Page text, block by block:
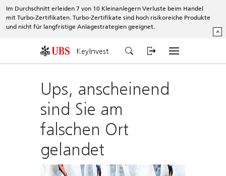
Im Durchschnitt erleiden 7 von 10 Kleinanlegern Verluste beim Handel
mit Turbo-Zertifikaten. Turbo-Zertifikate sind hoch risikoreiche Produkte
und nicht für langfristige Anlagestrategien geeignet.
^
KeyInvest
Ups, anscheinend
sind Sie am
falschen Ort
gelandet